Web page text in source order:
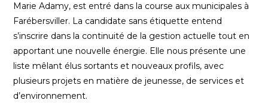
Marie Adamy, est entré dans la course aux municipales à
Farébersviller. La candidate sans étiquette entend
s’inscrire dans la continuité de la gestion actuelle tout en
apportant une nouvelle énergie. Elle nous présente une
liste mêlant élus sortants et nouveaux profils, avec
plusieurs projets en matière de jeunesse, de services et
d’environnement.